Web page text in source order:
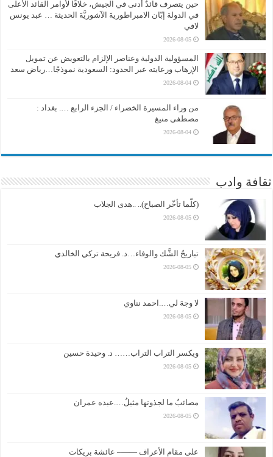
حين يتصرف قائدٌ أدنى في الجيش، خلافًا لأوامر القائد الأعلى
في الدولة إبّان الامبراطوريةَ الآشوريَّةَ الحديثة … عبد يونس
لافي
2026-08-05
المسؤولية الدولية وعناصر الإلزام بالتعويض عن تمويل
الإرهاب ورعايته عبر الحدود: السعودية نموذجًا…رياض سعد
2026-08-04
من وراء المسيرة الخضراء / الجزء الرابع …. بغداد :
مصطفى منيغ
2026-08-04
ثقافة وادب
(كلّما تأخّر الصباح).. ..هدى الجلاب
2026-08-05
تباريحُ الشَّك والوفاء…د. فريحة تركي الخالدي
2026-08-05
لا وجهَ لي….احمد نناوي
2026-08-05
ويكسر التراب التراب…… د. وحيدة حسين
2026-08-05
مصائبُ ما لجذوتها مثيلُ….عبده عمران
2026-08-05
على مقام الأعراف ——– عائشة بريكات